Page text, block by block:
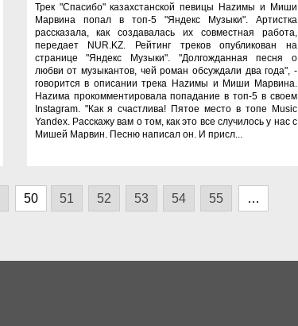
Трек "Спасибо" казахстанской певицы Наzимы и Миши
Марвина попал в топ-5 "Яндекс Музыки". Артистка
рассказала, как создавалась их совместная работа,
передает NUR.KZ. Рейтинг треков опубликован на
странице "Яндекс Музыки". "Долгожданная песня о
любви от музыкантов, чей роман обсуждали два года", -
говорится в описании трека Наzимы и Миши Марвина.
Наzима прокомментировала попадание в топ-5 в своем
Instagram. "Как я счастлива! Пятое место в топе Music
Yandex. Расскажу вам о том, как это все случилось у нас с
Мишей Марвин. Песню написал он. И присл...
50 51 52 53 54 55
…